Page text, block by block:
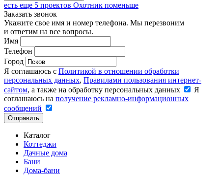
есть еще 5 проектов Охотник поменьше
Заказать звонок
Укажите свое имя и номер телефона. Мы перезвоним
и ответим на все вопросы.
Имя
Телефон
Город
Я соглашаюсь с Политикой в отношении обработки
персональных данных, Правилами пользования интернет-
сайтом, а также на обработку персональных данных
Я
соглашаюсь на получение рекламно-информационных
сообщений
Отправить
Каталог
Коттеджи
Дачные дома
Бани
Дома-бани